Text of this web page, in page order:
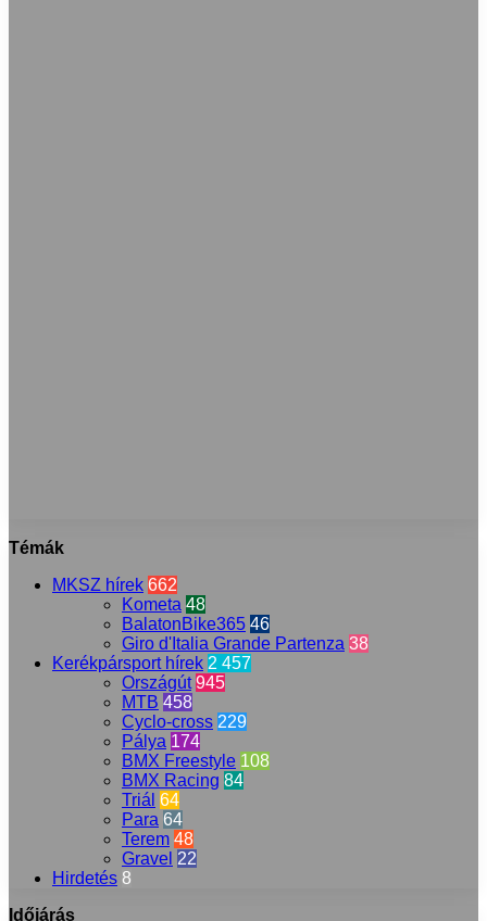
Témák
MKSZ hírek 662
Kometa 48
BalatonBike365 46
Giro d'Italia Grande Partenza 38
Kerékpársport hírek 2 457
Országút 945
MTB 458
Cyclo-cross 229
Pálya 174
BMX Freestyle 108
BMX Racing 84
Triál 64
Para 64
Terem 48
Gravel 22
Hirdetés 8
Időjárás